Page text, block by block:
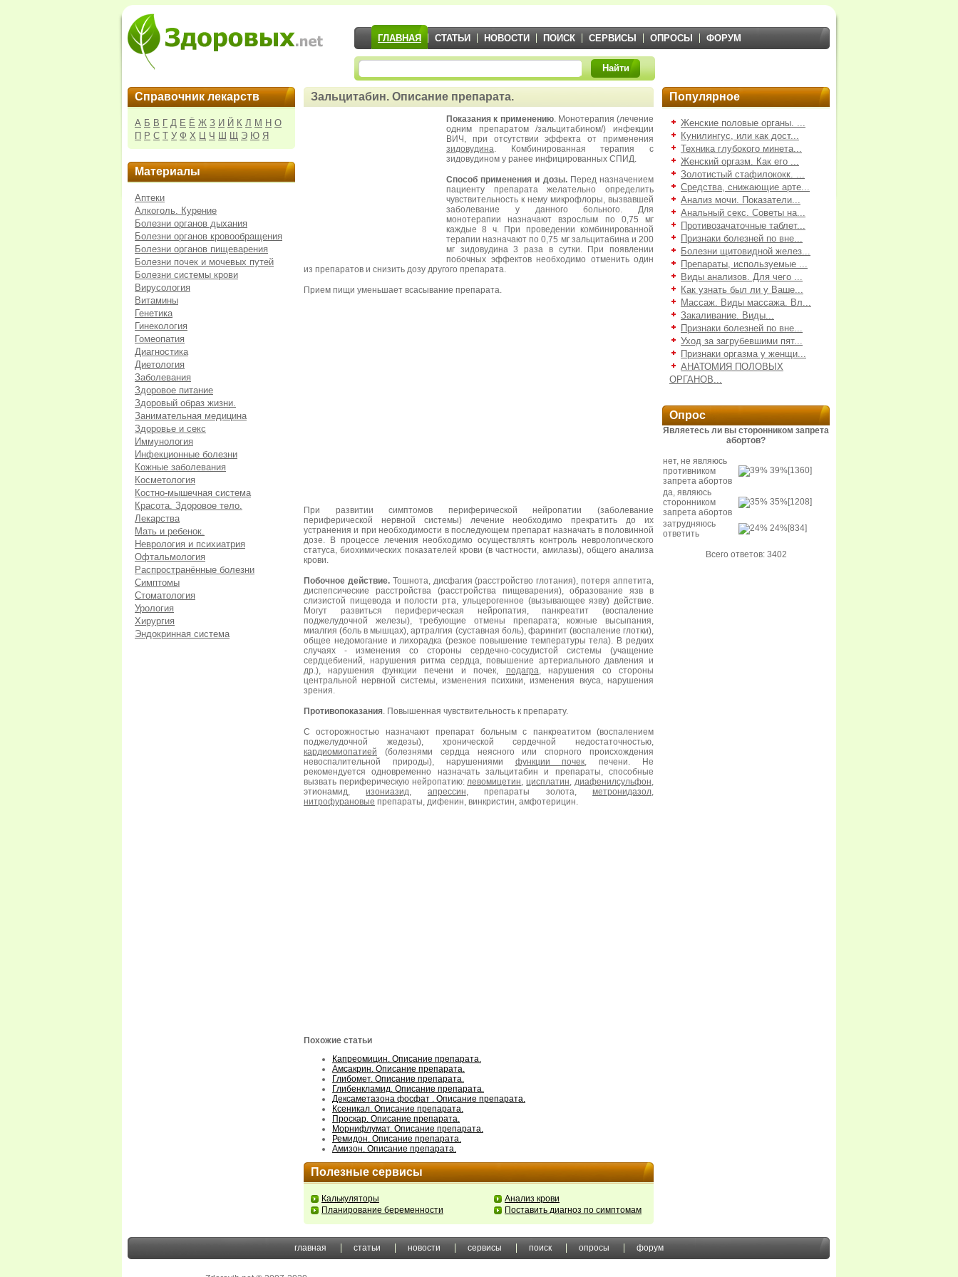
ГЛАВНАЯ СТАТЬИ НОВОСТИ ПОИСК СЕРВИСЫ ОПРОСЫ ФОРУМ
Найти
Справочник лекарств
А Б В Г Д Е Ё Ж З И Й К Л М Н О
П Р С Т У Ф Х Ц Ч Ш Щ Э Ю Я
Материалы
Аптеки
Алкоголь. Курение
Болезни органов дыхания
Болезни органов кровообращения
Болезни органов пищеварения
Болезни почек и мочевых путей
Болезни системы крови
Вирусология
Витамины
Генетика
Гинекология
Гомеопатия
Диагностика
Диетология
Заболевания
Здоровое питание
Здоровый образ жизни.
Занимательная медицина
Здоровье и секс
Иммунология
Инфекционные болезни
Кожные заболевания
Косметология
Костно-мышечная система
Красота. Здоровое тело.
Лекарства
Мать и ребенок.
Неврология и психиатрия
Офтальмология
Распространённые болезни
Симптомы
Стоматология
Урология
Хирургия
Эндокринная система
Зальцитабин. Описание препарата.
Показания к применению. Монотерапия (лечение
одним препаратом /зальцитабином/) инфекции
ВИЧ, при отсутствии эффекта от применения
зидовудина. Комбинированная терапия с
зидовудином у ранее инфицированных СПИД.
Способ применения и дозы.Перед назначением
пациенту препарата желательно определить
чувствительность к нему микрофлоры, вызвавшей
заболевание у данного больного. Для
монотерапии назначают взрослым по 0,75 мг
каждые 8 ч. При проведении комбинированной
терапии назначают по 0,75 мг зальцитабина и 200
мг зидовудина 3 раза в сутки. При появлении
побочных эффектов необходимо отменить один
из препаратов и снизить дозу другого препарата.
Прием пищи уменьшает всасывание препарата.
При развитии симптомов периферической нейропатии (заболевание
периферической нервной системы) лечение необходимо прекратить до их
устранения и при необходимости в последующем препарат назначать в половинной
дозе. В процессе лечения необходимо осуществлять контроль неврологического
статуса, биохимических показателей крови (в частности, амилазы), общего анализа
крови.
Побочное действие.Тошнота, дисфагия (расстройство глотания), потеря аппетита,
диспепсические расстройства (расстройства пищеварения), образование язв в
слизистой пищевода и полости рта, ульцерогенное (вызывающее язву) действие.
Могут развиться периферическая нейропатия, панкреатит (воспаление
поджелудочной железы), требующие отмены препарата; кожные высыпания,
миалгия (боль в мышцах), артралгия (суставная боль), фарингит (воспаление глотки),
общее недомогание и лихорадка (резкое повышение температуры тела). В редких
случаях - изменения со стороны сердечно-сосудистой системы (учащение
сердцебиений, нарушения ритма сердца, повышение артериального давления и
др.), нарушения функции печени и почек, подагра, нарушения со стороны
центральной нервной системы, изменения психики, изменения вкуса, нарушения
зрения.
Противопоказания. Повышенная чувствительность к препарату.
С осторожностью назначают препарат больным с панкреатитом (воспалением
поджелудочной жедезы), хронической сердечной недостаточностью,
кардиомиопатией (болезнями сердца неясного или спорного происхождения
невоспалительной природы), нарушениями функции почек, печени. Не
рекомендуется одновременно назначать зальцитабин и препараты, способные
вызвать периферическую нейропатию:левомицетин,цисплатин,диафенилсульфон,
этионамид,изониазид, апрессин, препараты золота,метронидазол,
нитрофурановые препараты, дифенин, винкристин, амфотерицин.
Похожие статьи
Капреомицин. Описание препарата.
Амсакрин. Описание препарата.
Глибомет. Описание препарата.
Глибенкламид. Описание препарата.
Дексаметазона фосфат . Описание препарата.
Ксеникал. Описание препарата.
Проскар. Описание препарата.
Морнифлумат. Описание препарата.
Ремидон. Описание препарата.
Амизон. Описание препарата.
Полезные сервисы
Калькуляторы
Планирование беременности
Анализ крови
Поставить диагноз по симптомам
Популярное
Женские половые органы. ...
Кунилингус, или как дост...
Техника глубокого минета...
Женский оргазм. Как его ...
Золотистый стафилококк. ...
Средства, снижающие арте...
Анализ мочи. Показатели...
Анальный секс. Советы на...
Противозачаточные таблет...
Признаки болезней по вне...
Болезни щитовидной желез...
Препараты, используемые ...
Виды анализов. Для чего ...
Как узнать был ли у Ваше...
Массаж. Виды массажа. Вл...
Закаливание. Виды...
Признаки болезней по вне...
Уход за загрубевшими пят...
Признаки оргазма у женщи...
АНАТОМИЯ ПОЛОВЫХ
ОРГАНОВ...
Опрос
Являетесь ли вы сторонником запрета
абортов?
нет, не являюсь
противником
запрета абортов
39%[1360]
да, являюсь
сторонником
запрета абортов
35%[1208]
затрудняюсь
ответить
24%[834]
Всего ответов: 3402
главная статьи новости сервисы поиск опросы форум